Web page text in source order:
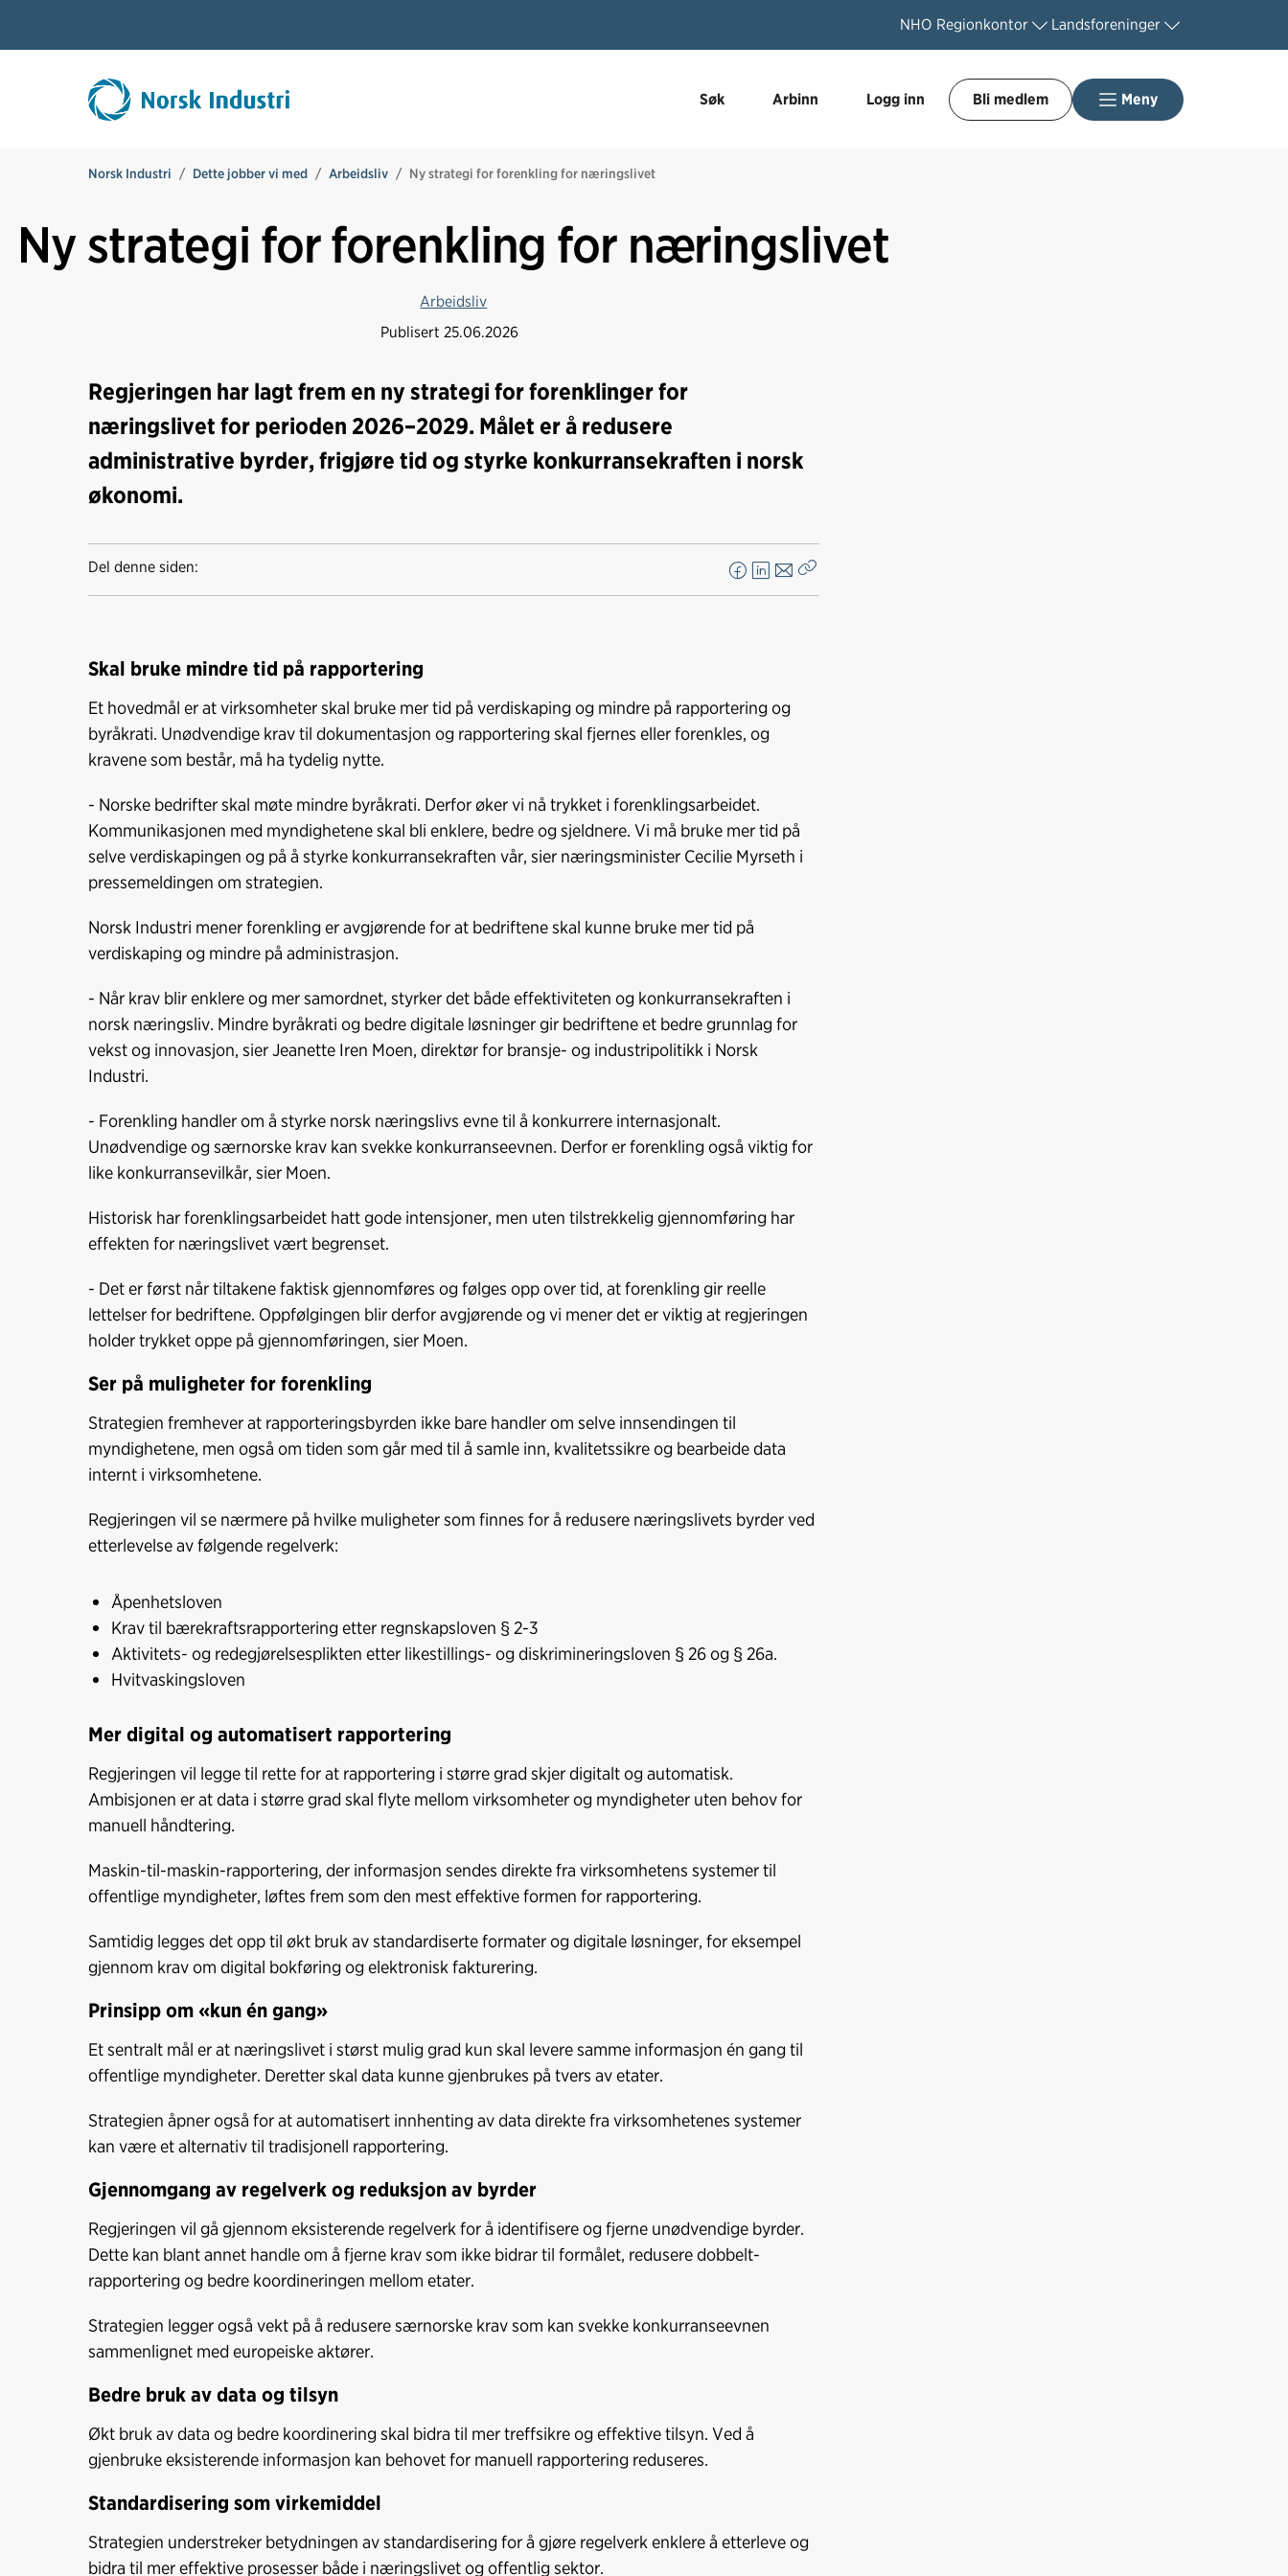
NHO Regionkontor Landsforeninger
Søk Arbinn Logg inn Bli medlem Meny
Norsk Industri Dette jobber vi med Arbeidsliv Ny strategi for forenkling for næringslivet
Ny strategi for forenkling for næringslivet
Arbeidsliv
Publisert25.06.2026
Regjeringen har lagt frem en ny strategi for forenklinger for
næringslivet for perioden 2026–2029. Målet er å redusere
administrative byrder, frigjøre tid og styrke konkurransekraften i norsk
økonomi.
Del denne siden:
F
o
k
L
I
n
E
Skal bruke mindre tid på rapportering
Et hovedmål er at virksomheter skal bruke mer tid på verdiskaping og mindre på rapportering og
byråkrati. Unødvendige krav til dokumentasjon og rapportering skal fjernes eller forenkles, og
kravene som består, må ha tydelig nytte.
- Norske bedrifter skal møte mindre byråkrati. Derfor øker vi nå trykket i forenklingsarbeidet.
Kommunikasjonen med myndighetene skal bli enklere, bedre og sjeldnere. Vi må bruke mer tid på
selve verdiskapingen og på å styrke konkurransekraften vår, sier næringsminister Cecilie Myrseth i
pressemeldingen om strategien.
Norsk Industri mener forenkling er avgjørende for at bedriftene skal kunne bruke mer tid på
verdiskaping og mindre på administrasjon.
- Når krav blir enklere og mer samordnet, styrker det både effektiviteten og konkurransekraften i
norsk næringsliv. Mindre byråkrati og bedre digitale løsninger gir bedriftene et bedre grunnlag for
vekst og innovasjon, sier Jeanette Iren Moen, direktør for bransje- og industripolitikk i Norsk
Industri.
- Forenkling handler om å styrke norsk næringslivs evne til å konkurrere internasjonalt.
Unødvendige og særnorske krav kan svekke konkurranseevnen. Derfor er forenkling også viktig for
like konkurransevilkår, sier Moen.
Historisk har forenklingsarbeidet hatt gode intensjoner, men uten tilstrekkelig gjennomføring har
effekten for næringslivet vært begrenset.
- Det er først når tiltakene faktisk gjennomføres og følges opp over tid, at forenkling gir reelle
lettelser for bedriftene. Oppfølgingen blir derfor avgjørende og vi mener det er viktig at regjeringen
holder trykket oppe på gjennomføringen, sier Moen.
Ser på muligheter for forenkling
Strategien fremhever at rapporteringsbyrden ikke bare handler om selve innsendingen til
myndighetene, men også om tiden som går med til å samle inn, kvalitetssikre og bearbeide data
internt i virksomhetene.
Regjeringen vil se nærmere på hvilke muligheter som finnes for å redusere næringslivets byrder ved
etterlevelse av følgende regelverk:
Åpenhetsloven
Krav til bærekraftsrapportering etter regnskapsloven § 2-3
Aktivitets- og redegjørelsesplikten etter likestillings- og diskrimineringsloven § 26 og § 26a.
Hvitvaskingsloven
Mer digital og automatisert rapportering
Regjeringen vil legge til rette for at rapportering i større grad skjer digitalt og automatisk.
Ambisjonen er at data i større grad skal flyte mellom virksomheter og myndigheter uten behov for
manuell håndtering.
Maskin-til-maskin-rapportering, der informasjon sendes direkte fra virksomhetens systemer til
offentlige myndigheter, løftes frem som den mest effektive formen for rapportering.
Samtidig legges det opp til økt bruk av standardiserte formater og digitale løsninger, for eksempel
gjennom krav om digital bokføring og elektronisk fakturering.
Prinsipp om «kun én gang»
Et sentralt mål er at næringslivet i størst mulig grad kun skal levere samme informasjon én gang til
offentlige myndigheter. Deretter skal data kunne gjenbrukes på tvers av etater.
Strategien åpner også for at automatisert innhenting av data direkte fra virksomhetenes systemer
kan være et alternativ til tradisjonell rapportering.
Gjennomgang av regelverk og reduksjon av byrder
Regjeringen vil gå gjennom eksisterende regelverk for å identifisere og fjerne unødvendige byrder.
Dette kan blant annet handle om å fjerne krav som ikke bidrar til formålet, redusere dobbelt-
rapportering og bedre koordineringen mellom etater.
Strategien legger også vekt på å redusere særnorske krav som kan svekke konkurranseevnen
sammenlignet med europeiske aktører.
Bedre bruk av data og tilsyn
Økt bruk av data og bedre koordinering skal bidra til mer treffsikre og effektive tilsyn. Ved å
gjenbruke eksisterende informasjon kan behovet for manuell rapportering reduseres.
Standardisering som virkemiddel
Strategien understreker betydningen av standardisering for å gjøre regelverk enklere å etterleve og
bidra til mer effektive prosesser både i næringslivet og offentlig sektor.